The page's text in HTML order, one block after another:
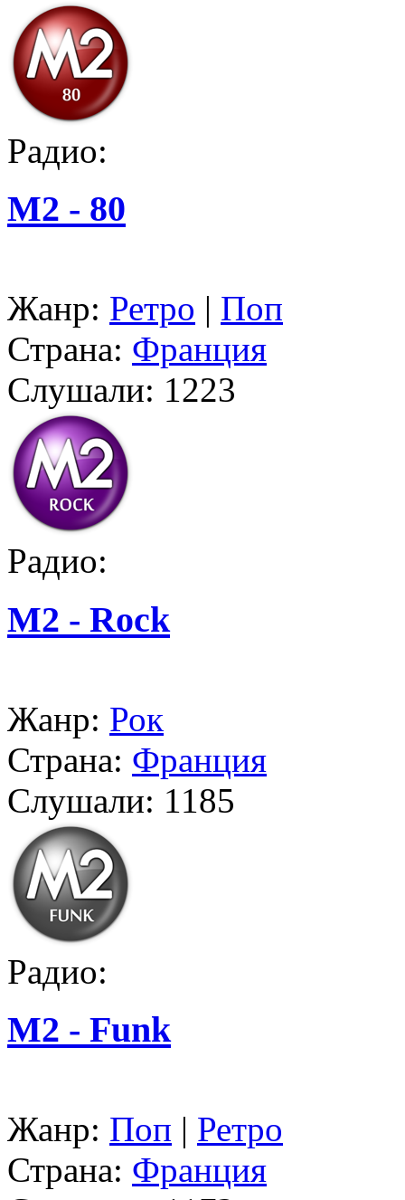
Радио:
M2 - 80
Жанр: Ретро | Поп
Страна: Франция
Слушали: 1223
Радио:
M2 - Rock
Жанр: Рок
Страна: Франция
Слушали: 1185
Радио:
M2 - Funk
Жанр: Поп | Ретро
Страна: Франция